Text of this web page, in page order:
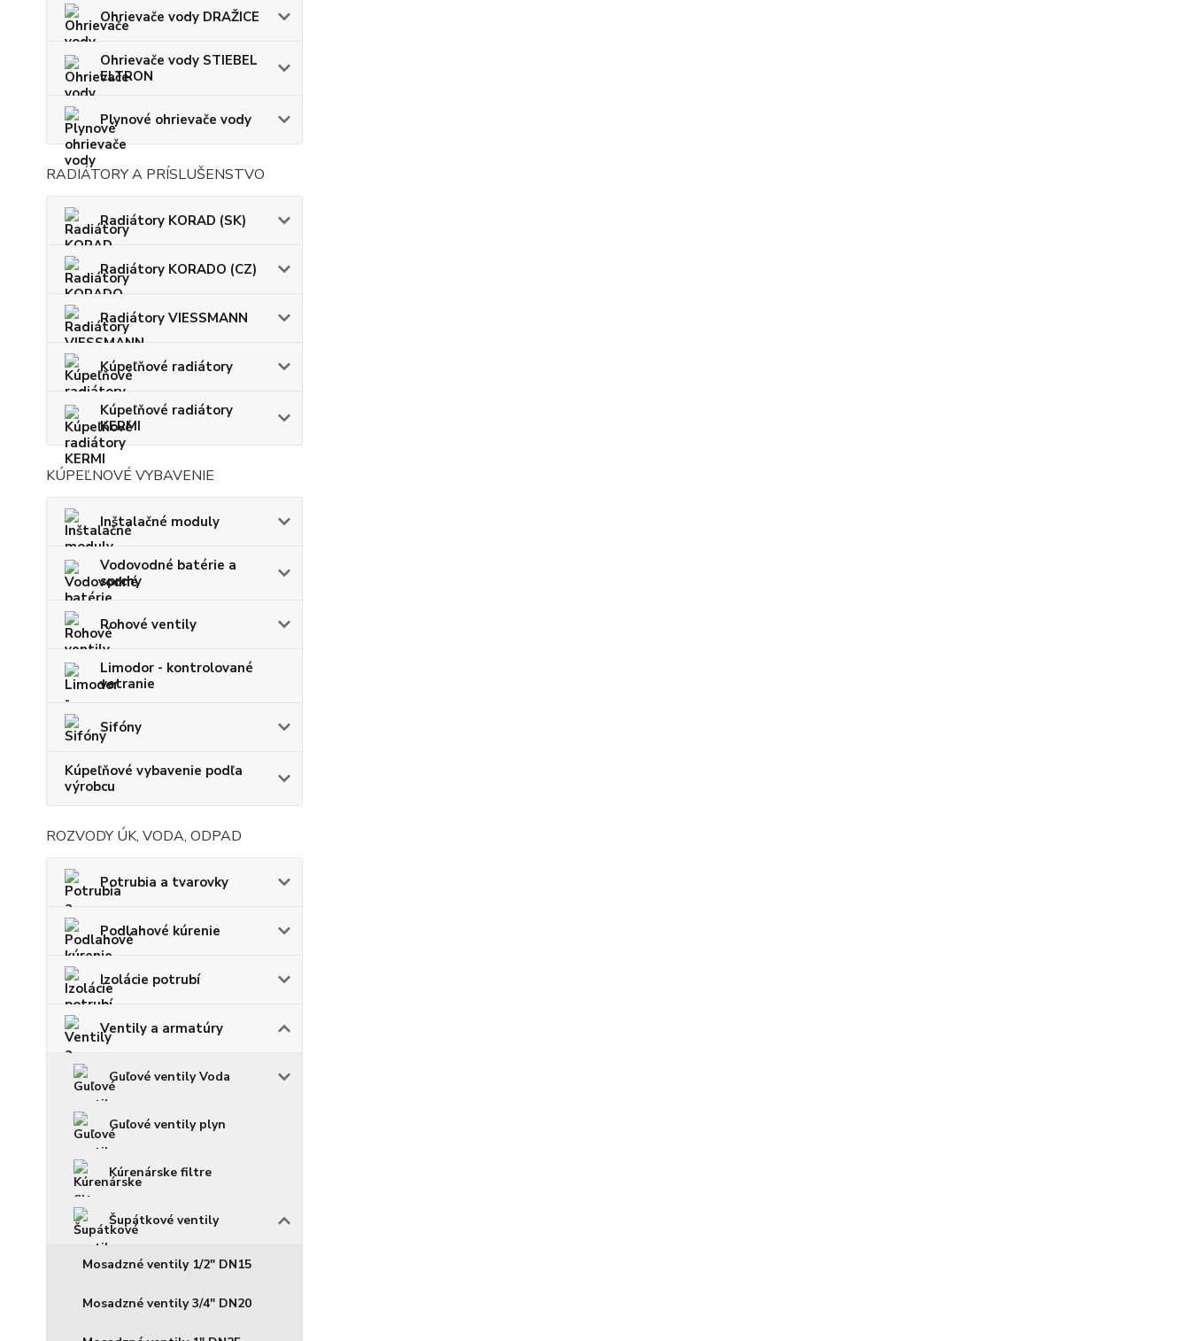
Ohrievače vody DRAŽICE
Ohrievače vody STIEBEL
ELTRON
Plynové ohrievače vody
RADIÁTORY A PRÍSLUŠENSTVO
Radiátory KORAD (SK)
Radiátory KORADO (CZ)
Radiátory VIESSMANN
Kúpeľňové radiátory
Kúpeľňové radiátory
KERMI
KÚPEĽNOVÉ VYBAVENIE
Inštalačné moduly
Vodovodné batérie a
sprchy
Rohové ventily
Limodor - kontrolované
vetranie
Sifóny
Kúpeľňové vybavenie podľa
výrobcu
ROZVODY ÚK, VODA, ODPAD
Potrubia a tvarovky
Podlahové kúrenie
Izolácie potrubí
Ventily a armatúry
Guľové ventily Voda
Guľové ventily plyn
Kúrenárske filtre
Šupátkové ventily
Mosadzné ventily 1/2" DN15
Mosadzné ventily 3/4" DN20